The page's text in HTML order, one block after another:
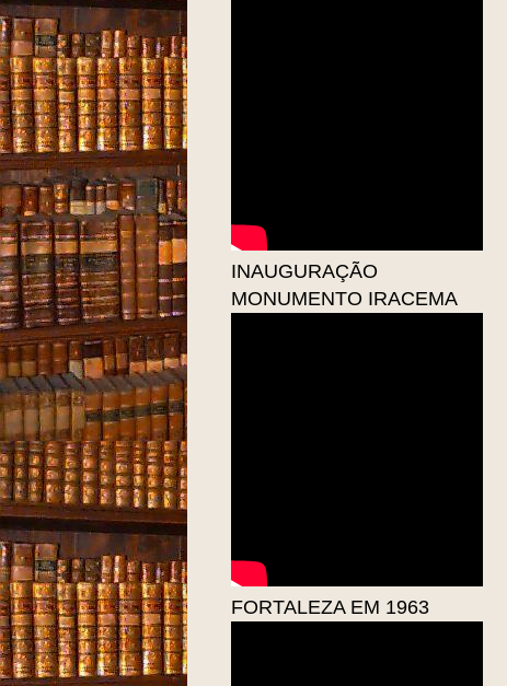
INAUGURAÇÃO
MONUMENTO IRACEMA
FORTALEZA EM 1963